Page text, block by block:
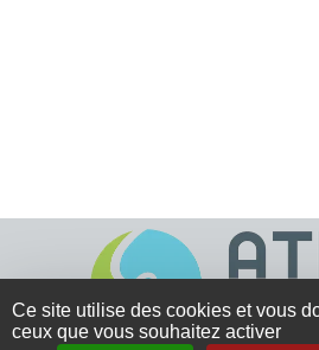
Ce site utilise des cookies et vous
ceux que vous souhaitez activer